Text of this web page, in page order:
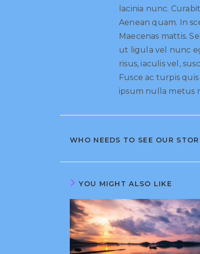
lacinia nunc.
Aenean quam. In
Maecenas mattis.
ut ligula vel nunc
risus, iaculis vel,
Fusce ac turpis
ipsum nulla metus
WHO NEEDS TO SEE OUR
YOU MIGHT ALSO LIKE